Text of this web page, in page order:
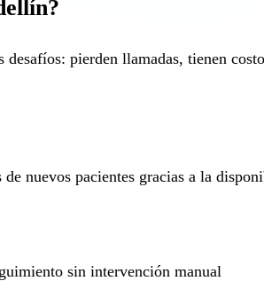
pierden llamadas, tienen
nuevos pacientes gracias a la
sin intervención manual